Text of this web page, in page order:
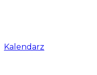
Kalendarz